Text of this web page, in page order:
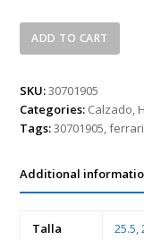
Tenis
Puma
Neo
Cat
de
quantity
ADD TO CART
SKU:30701905
Categories: Calzado,
Tags:30701905,ferrari
Additional
Talla 25.5,